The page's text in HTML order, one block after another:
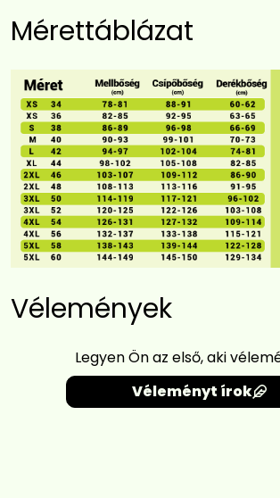
Mérettáblázat
Vélemények
Legyen Ön az első, aki
Véleményt írok